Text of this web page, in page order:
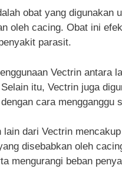
obat yang digunakan
oleh cacing. Obat ini
parasit.
Vectrin antara
itu, Vectrin juga
cara
lain dari Vectrin
disebabkan oleh
mengurangi beban